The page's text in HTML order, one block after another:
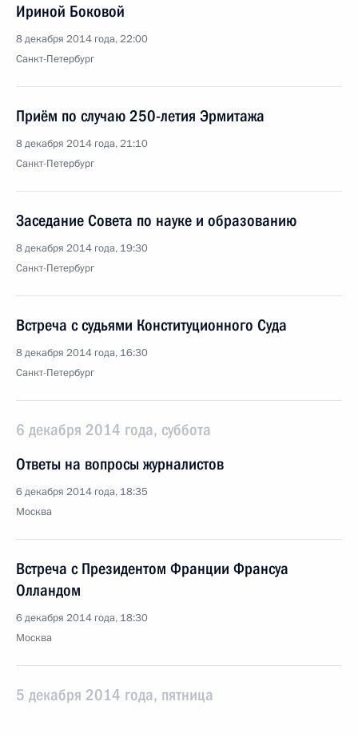
Ириной Боковой
8 декабря 2014 года, 22:00
Санкт-Петербург
Приём по случаю 250-летия Эрмитажа
8 декабря 2014 года, 21:10
Санкт-Петербург
Заседание Совета по науке и образованию
8 декабря 2014 года, 19:30
Санкт-Петербург
Встреча с судьями Конституционного Суда
8 декабря 2014 года, 16:30
Санкт-Петербург
6 декабря 2014 года, суббота
Ответы на вопросы журналистов
6 декабря 2014 года, 18:35
Москва
Встреча с Президентом Франции Франсуа
Олландом
6 декабря 2014 года, 18:30
Москва
5 декабря 2014 года, пятница